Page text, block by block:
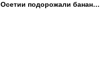
Осетии подорожали бананы